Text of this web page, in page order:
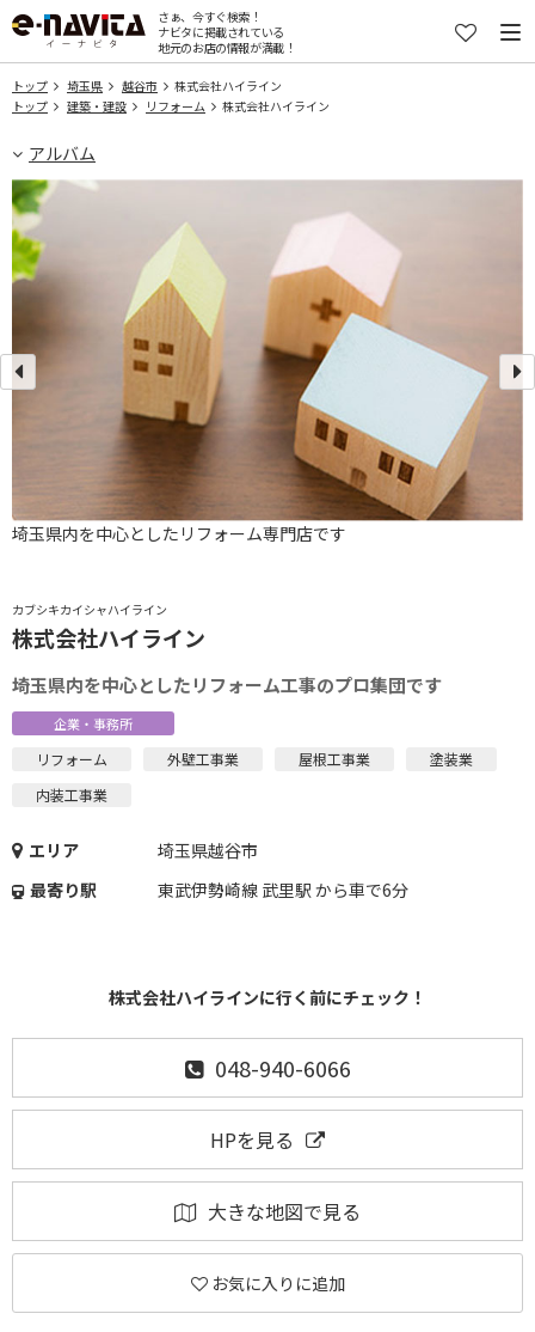
さぁ、今すぐ検索！
ナビタに掲載されている
地元のお店の情報が満載！
トップ 埼玉県 越谷市
株式会社ハイライン
トップ
建築・建設 リフォーム 株式会社ハイライン
アルバム
カブシキカイシャハイライン
株式会社ハイライン
埼玉県内を中心としたリフォーム工事のプロ集団です
企業・事務所
リフォーム 外壁工事業 屋根工事業
塗装業
内装工事業
エリア
埼玉県越谷市
最寄り駅
東武伊勢崎線 武里駅 から車で6分
株式会社ハイラインに行く前にチェック！
048-940-6066
HPを見る
大きな地図で見る
お気に入りに追加
埼玉県内を中心としたリフォーム専門店です